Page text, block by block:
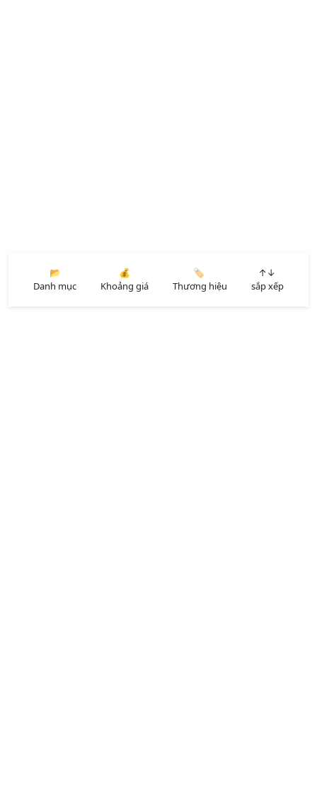
📂
Danh mục
💰
Khoảng giá
🏷️
Thương hiệu
↑↓
sắp xếp